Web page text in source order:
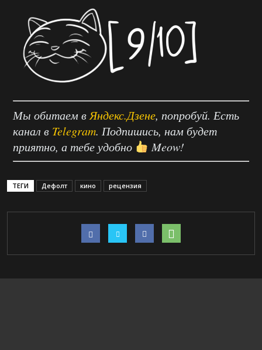
Мы обитаем в Яндекс.Дзене, попробуй. Есть
канал в Telegram. Подпишись, нам будет
приятно, а тебе удобно
Meow!
ТЕГИ Дефолт кино рецензия